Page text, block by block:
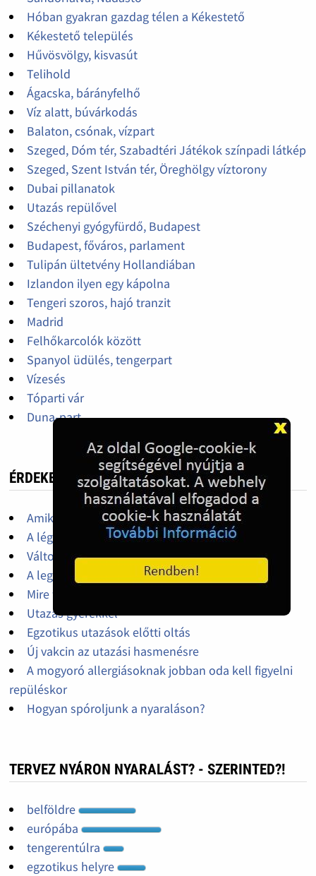
Hóban gyakran gazdag télen a Kékestető
Kékestető település
Hűvösvölgy, kisvasút
Telihold
Ágacska, bárányfelhő
Víz alatt, búvárkodás
Balaton, csónak, vízpart
Szeged, Dóm tér, Szabadtéri Játékok színpadi látkép
Szeged, Szent István tér, Öreghölgy víztorony
Dubai pillanatok
Utazás repülővel
Széchenyi gyógyfürdő, Budapest
Budapest, főváros, parlament
Tulipán ültetvény Hollandiában
Izlandon ilyen egy kápolna
Tengeri szoros, hajó tranzit
Madrid
Felhőkarcolók között
Spanyol üdülés, tengerpart
Vízesés
Tóparti vár
Duna-part
ÉRDEKES, HASZNOS
Amikre szükségünk lehet a nyaralás során
A légiutasok jogai
Változtak a vasúti közlekedés szabályai
A legtöbb borravalót adó országok
Mire figyeljünk, ha autót bérelünk külföldön
Utazás gyerekkel
Egzotikus utazások előtti oltás
Új vakcin az utazási hasmenésre
A mogyoró allergiásoknak jobban oda kell figyelni
repüléskor
Hogyan spóroljunk a nyaraláson?
TERVEZ NYÁRON NYARALÁST? - SZERINTED?!
belföldre
európába
tengerentúlra
egzotikus helyre